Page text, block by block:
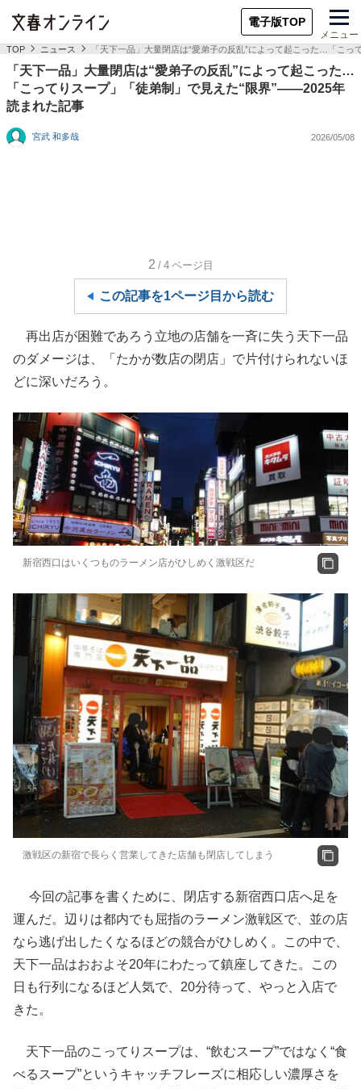
電子版TOP
メニュー
TOP ニュース 「天下一品」大量閉店は“愛弟子の反乱”によって起こった…「こ
「天下一品」大量閉店は“愛弟子の反乱”によって起こった…
「こってりスープ」「徒弟制」で見えた“限界”――2025年
読まれた記事
宮武 和多哉 2026/05/08
2 /4 ページ目
この記事を1ページ目から読む
再出店が困難であろう立地の店舗を一斉に失う天下一品
のダメージは、「たかが数店の閉店」で片付けられないほ
どに深いだろう。
新宿西口はいくつものラーメン店がひしめく激戦区だ
激戦区の新宿で長らく営業してきた店舗も閉店してしまう
今回の記事を書くために、閉店する新宿西口店へ足を
運んだ。辺りは都内でも屈指のラーメン激戦区で、並の店
なら逃げ出したくなるほどの競合がひしめく。この中で、
天下一品はおおよそ20年にわたって鎮座してきた。この
日も行列になるほど人気で、20分待って、やっと入店で
きた。
天下一品のこってりスープは、“飲むスープ”ではなく“食
べるスープ”というキャッチフレーズに相応しい濃厚さを